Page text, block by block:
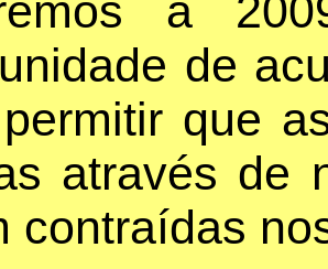
a
de
que
através de
contraídas